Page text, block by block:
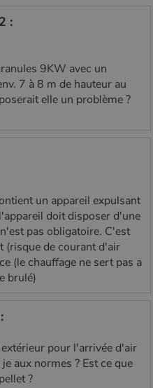
:
9KW avec un
7 à 8 m de hauteur au
elle un problème ?
un appareil expulsant
doit disposer d'une
pas obligatoire. C'est
(risque de courant d'air
(le chauffage ne sert pas a
brulé)
pour l'arrivée d'air
aux normes ? Est ce que
?